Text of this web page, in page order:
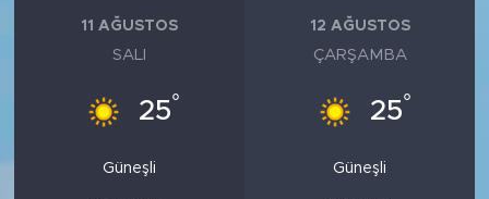
11 AĞUSTOS
SALI
25°
Güneşli
12 AĞUSTOS
ÇARŞAMBA
25°
Güneşli